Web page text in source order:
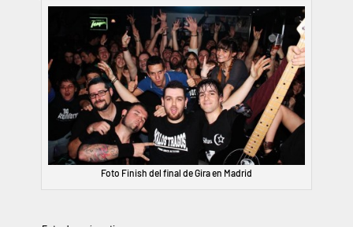
Foto Finish del final de Gira en Madrid